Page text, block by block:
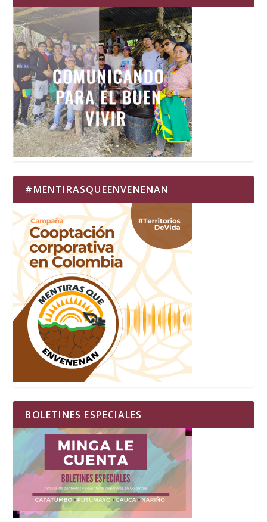
#MENTIRASQUEENVENENAN
BOLETINES ESPECIALES